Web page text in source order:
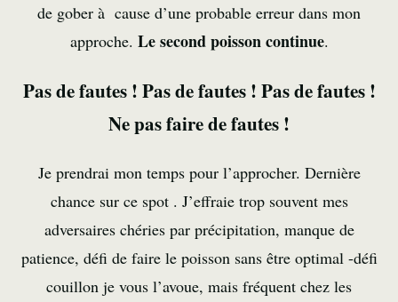
de gober à cause d’une probable erreur dans mon
approche. Le second poisson continue.
Pas de fautes ! Pas de fautes ! Pas de fautes !
Ne pas faire de fautes !
Je prendrai mon temps pour l’approcher. Dernière
chance sur ce spot . J’effraie trop souvent mes
adversaires chéries par précipitation, manque de
patience, défi de faire le poisson sans être optimal -défi
couillon je vous l’avoue, mais fréquent chez les